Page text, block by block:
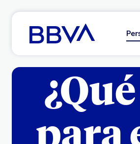
Ir al contenido principal
para